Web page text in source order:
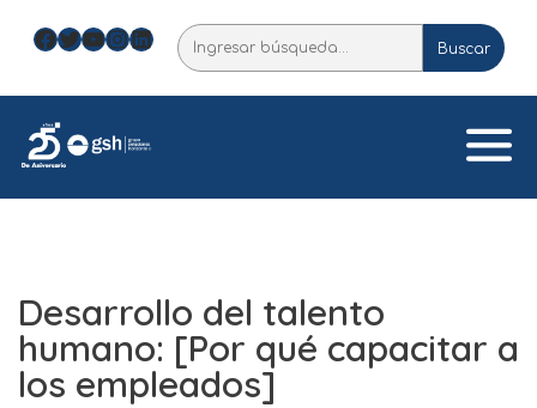
Facebook
Twitter
YouTube
Instagram
LinkedIn
Buscar
Buscar
Desarrollo del talento
humano: [Por qué capacitar a
los empleados]